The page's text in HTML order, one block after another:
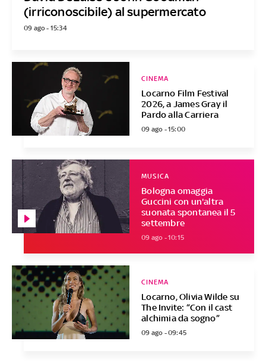
(irriconoscibile) al supermercato
09 ago - 15:34
Locarno Film Festival
2026, a James Gray il
Pardo alla Carriera
CINEMA
09 ago - 15:00
Bologna omaggia
Guccini con un'altra
suonata spontanea il 5
settembre
MUSICA
09 ago - 10:15
Locarno, Olivia Wilde su
The Invite: “Con il cast
alchimia da sogno”
CINEMA
09 ago - 09:45